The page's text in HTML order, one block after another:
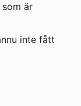
som är
inte fått